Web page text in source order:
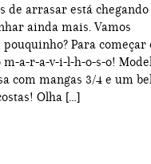
de arrasar está chegando
ainda mais. Vamos
Para começar
m-a-r-a-v-i-l-h-o-s-o!
com mangas 3/4 e um
Olha […]